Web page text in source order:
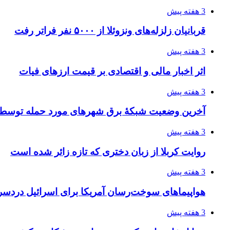
3 هفته پیش
قربانیان زلزله‌های ونزوئلا از ۵۰۰۰ نفر فراتر رفت
3 هفته پیش
اثر اخبار مالی و اقتصادی بر قیمت ارزهای فیات
3 هفته پیش
آخرین وضعیت شبکۀ برق شهرهای مورد حمله
3 هفته پیش
روایت کربلا از زبان دختری که تازه زائر شده است
3 هفته پیش
هواپیماهای سوخت‌رسان آمریکا برای اسرائیل
3 هفته پیش